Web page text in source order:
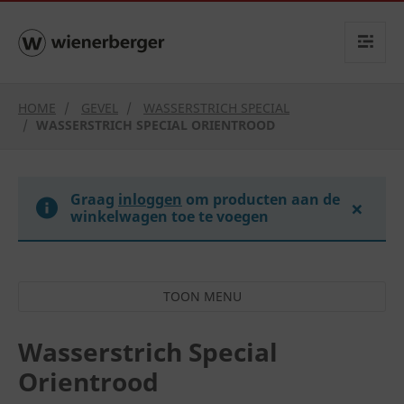
text.skipToContent
text.skipToNavigation
HOME GEVEL
WASSERSTRICH SPECIAL
WASSERSTRICH SPECIAL ORIENTROOD
Graag inloggen om producten aan de
winkelwagen toe te voegen
×
Wasserstrich Special
Orientrood